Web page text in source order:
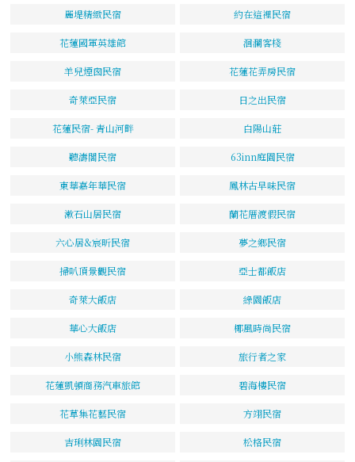
麗堤精緻民宿 約在這裡民宿
花蓮國軍英雄館 洄瀾客棧
羊兒煙囪民宿 花蓮花弄房民宿
奇萊亞民宿 日之出民宿
花蓮民宿- 青山河畔 白陽山莊
聽濤閣民宿 63inn庭園民宿
東華嘉年華民宿 鳳林古早味民宿
漱石山居民宿 蘭花厝渡假民宿
六心居&宸昕民宿 夢之鄉民宿
掃叭頂景觀民宿 亞士都飯店
奇萊大飯店 綠園飯店
華心大飯店 椰風時尚民宿
小熊森林民宿 旅行者之家
花蓮凱頓商務汽車旅館 碧海樓民宿
花草集花藝民宿 方翊民宿
吉琍林園民宿 松格民宿